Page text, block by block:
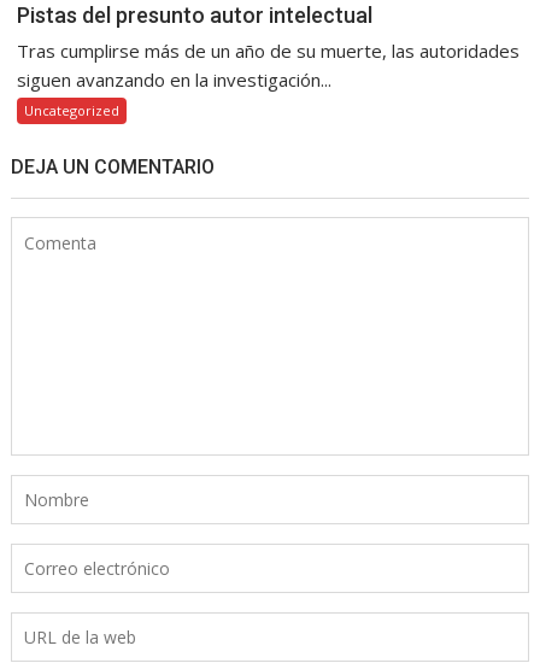
Pistas del presunto autor intelectual
Tras cumplirse más de un año de su muerte, las autoridades
siguen avanzando en la investigación...
Uncategorized
DEJA UN COMENTARIO